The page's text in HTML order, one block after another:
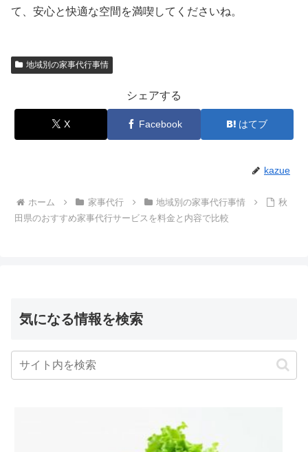
て、安心と快適な空間を満喫してくださいね。
地域別の家事代行事情
シェアする
X Facebook はてブ
kazue
ホーム 家事代行 地域別の家事代行事情
秋
田県のおすすめ家事代行サービスを料金と内容で比較
気になる情報を検索